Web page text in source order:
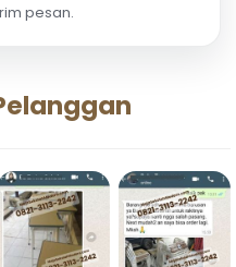
pesan.